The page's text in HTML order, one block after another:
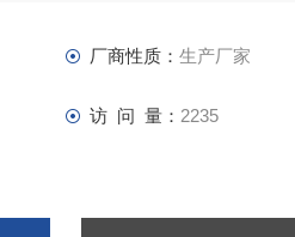
厂商性质： 生产厂家
访 问 量： 2235